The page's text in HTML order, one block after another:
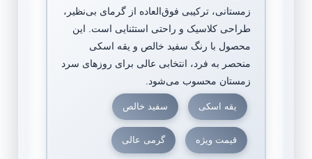
زمستانی، ترکیبی فوق‌العاده از گرمای بی‌نظیر،
طراحی کلاسیک و راحتی استثنایی است. این
محصول با رنگ سفید خالص و یقه اسکی
منحصر به فرد، انتخابی عالی برای روزهای سرد
زمستان محسوب می‌شود.
یقه اسکی سفید خالص
قیمت ویژه گرمی عالی